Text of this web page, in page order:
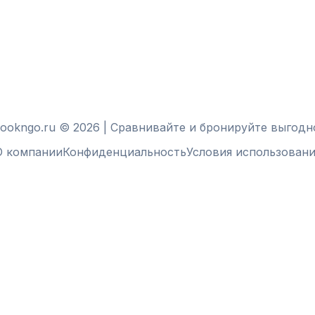
© 2026 | Сравнивайте и бронируйте
компанииКонфиденциальностьУсловия